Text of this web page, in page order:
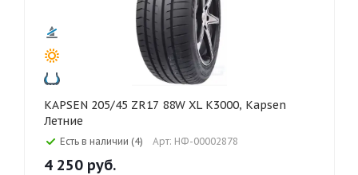
30 40 45
60 75
KAPSEN 205/45 ZR17 88W XL K3000, Kapsen
Летние
Есть в наличии (4) Арт: НФ-00002878
4 250 руб.